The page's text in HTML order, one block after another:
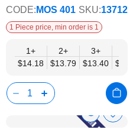
CODE: MOS 401 SKU:13712
1 Piece price, min order is 1
1+
$14.18
2+
$13.79
3+
$13.40
Show